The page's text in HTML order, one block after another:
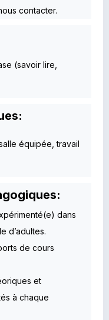
contacter.
(savoir lire,
équipée, travail
dans
d’adultes.
de cours
et
à chaque